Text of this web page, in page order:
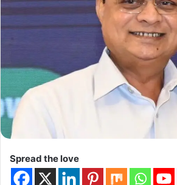
Spread the love